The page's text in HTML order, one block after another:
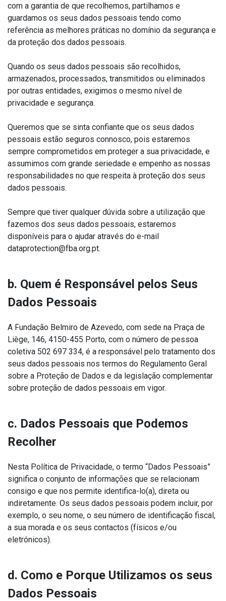
com a garantia de que recolhemos, partilhamos e
guardamos os seus dados pessoais tendo como
referência as melhores práticas no domínio da segurança e
da proteção dos dados pessoais.
Quando os seus dados pessoais são recolhidos,
armazenados, processados, transmitidos ou eliminados
por outras entidades, exigimos o mesmo nível de
privacidade e segurança.
Queremos que se sinta confiante que os seus dados
pessoais estão seguros connosco, pois estaremos
sempre comprometidos em proteger a sua privacidade, e
assumimos com grande seriedade e empenho as nossas
responsabilidades no que respeita à proteção dos seus
dados pessoais.
Sempre que tiver qualquer dúvida sobre a utilização que
fazemos dos seus dados pessoais, estaremos
disponíveis para o ajudar através do e-mail
dataprotection@fba.org.pt.
b. Quem é Responsável pelos Seus
Dados Pessoais
A Fundação Belmiro de Azevedo, com sede na Praça de
Liège, 146, 4150-455 Porto, com o número de pessoa
coletiva 502 697 334, é a responsável pelo tratamento dos
seus dados pessoais nos termos do Regulamento Geral
sobre a Proteção de Dados e da legislação complementar
sobre proteção de dados pessoais em vigor.
c. Dados Pessoais que Podemos
Recolher
Nesta Política de Privacidade, o termo “Dados Pessoais”
significa o conjunto de informações que se relacionam
consigo e que nos permite identifica-lo(a), direta ou
indiretamente. Os seus dados pessoais podem incluir, por
exemplo, o seu nome, o seu número de identificação fiscal,
a sua morada e os seus contactos (físicos e/ou
eletrónicos).
d. Como e Porque Utilizamos os seus
Dados Pessoais